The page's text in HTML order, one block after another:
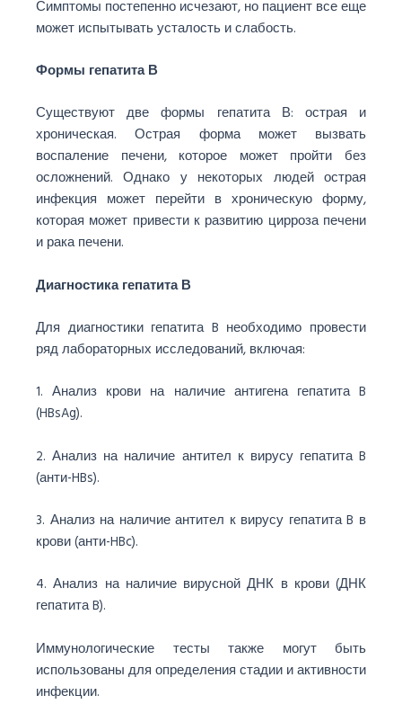
Симптомы постепенно исчезают, но пациент все еще
может испытывать усталость и слабость.
Формы гепатита В
Существуют две формы гепатита В: острая и
хроническая. Острая форма может вызвать
воспаление печени, которое может пройти без
осложнений. Однако у некоторых людей острая
инфекция может перейти в хроническую форму,
которая может привести к развитию цирроза печени
и рака печени.
Диагностика гепатита В
Для диагностики гепатита B необходимо провести
ряд лабораторных исследований, включая:
1. Анализ крови на наличие антигена гепатита B
(HBsAg).
2. Анализ на наличие антител к вирусу гепатита B
(анти-HBs).
3. Анализ на наличие антител к вирусу гепатита B в
крови (анти-HBc).
4. Анализ на наличие вирусной ДНК в крови (ДНК
гепатита B).
Иммунологические тесты также могут быть
использованы для определения стадии и активности
инфекции.